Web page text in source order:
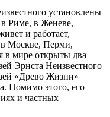
установлены
Риме, в Женеве,
и работает,
Москве, Перми,
в мире открыты два
Эрнста Неизвестного
«Древо Жизни»
Помимо этого, его
и частных